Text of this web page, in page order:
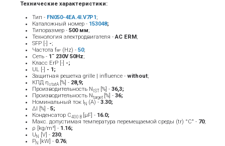
Технические характеристики:
Тип - FN050-4EA.4I.V7P1;
Каталожный номер - 153048;
Типоразмер - 500 мм;
Технология электродвигателя -AC ERM;
SFP [-] -;
Частота fBP (Hz) - 50;
Сеть - 1˜ 230V 50Hz;
Класс ErP [-] -;
UL [-] - 1;
Защитная решетка grille | influence - without;
КПД η statA [%] - 28,9;
Производительность N IST [%] - 36,3;
Производительность Ntarget [%] - 36;
Номинальный ток Ι Ν (A) - 3.30;
ΔI [%] - 5;
Конденсатор C400 В [μF] - 16.0;
Макс. допустимая температура перемещаемой среды (tr) °C" - 70;
ρ [kg/m³] - 1.16;
UN [V] - 230;
PN [kW] - 0.76;